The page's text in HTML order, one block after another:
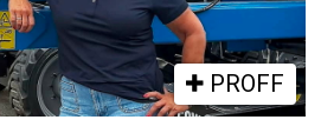
PROFF